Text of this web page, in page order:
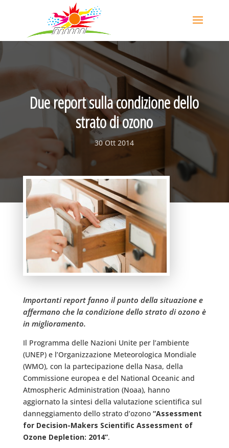
Due report sulla condizione dello
strato di ozono
30 Ott 2014
Importanti report fanno il punto della situazione e
affermano che la condizione dello strato di ozono è
in miglioramento.
Il Programma delle Nazioni Unite per l’ambiente
(UNEP) e l’Organizzazione Meteorologica Mondiale
(WMO), con la partecipazione della Nasa, della
Commissione europea e del National Oceanic and
Atmospheric Administration (Noaa), hanno
aggiornato la sintesi della valutazione scientifica sul
danneggiamento dello strato d’ozono “Assessment
for Decision-Makers Scientific Assessment of
Ozone Depletion: 2014”.